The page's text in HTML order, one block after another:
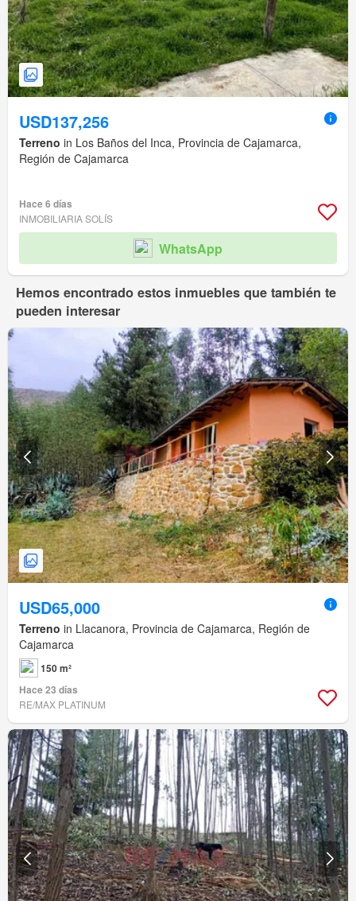
USD137,256
Terreno in Los Baños del Inca, Provincia de Cajamarca,
Región de Cajamarca
Hace 6 días
INMOBILIARIA SOLÍS
WhatsApp
Hemos encontrado estos inmuebles que también te
pueden interesar
USD65,000
Terreno in Llacanora, Provincia de Cajamarca, Región de
Cajamarca
150 m²
Hace 23 días
RE/MAX PLATINUM